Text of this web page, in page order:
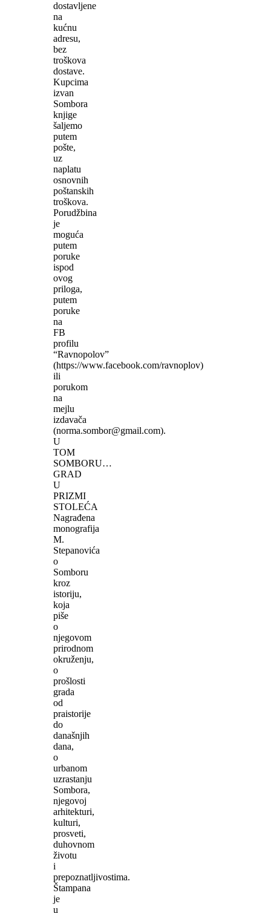
dostavljene
na
kućnu
adresu,
bez
troškova
dostave.
Kupcima
izvan
Sombora
knjige
šaljemo
putem
pošte,
uz
naplatu
osnovnih
poštanskih
troškova.
Porudžbina
je
moguća
putem
poruke
ispod
ovog
priloga,
putem
poruke
na
FB
profilu
“Ravnopolov”
(https://www.facebook.com/ravnoplov)
ili
porukom
na
mejlu
izdavača
(norma.sombor@gmail.com).
U
TOM
SOMBORU…
GRAD
U
PRIZMI
STOLEĆA
Nagrađena
monografija
M.
Stepanovića
o
Somboru
kroz
istoriju,
koja
piše
o
njegovom
prirodnom
okruženju,
o
prošlosti
grada
od
praistorije
do
današnjih
dana,
o
urbanom
uzrastanju
Sombora,
njegovoj
arhitekturi,
kulturi,
prosveti,
duhovnom
životu
i
prepoznatljivostima.
Štampana
je
u